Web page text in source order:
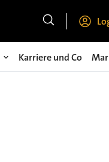
Karriere und Co